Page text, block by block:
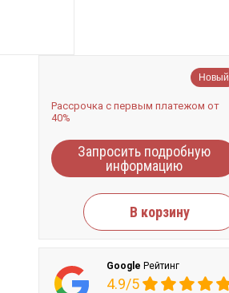
Новый
Рассрочка с первым платежом от
40%
Запросить подробную
информацию
В корзину
Google Рейтинг
4.9/5